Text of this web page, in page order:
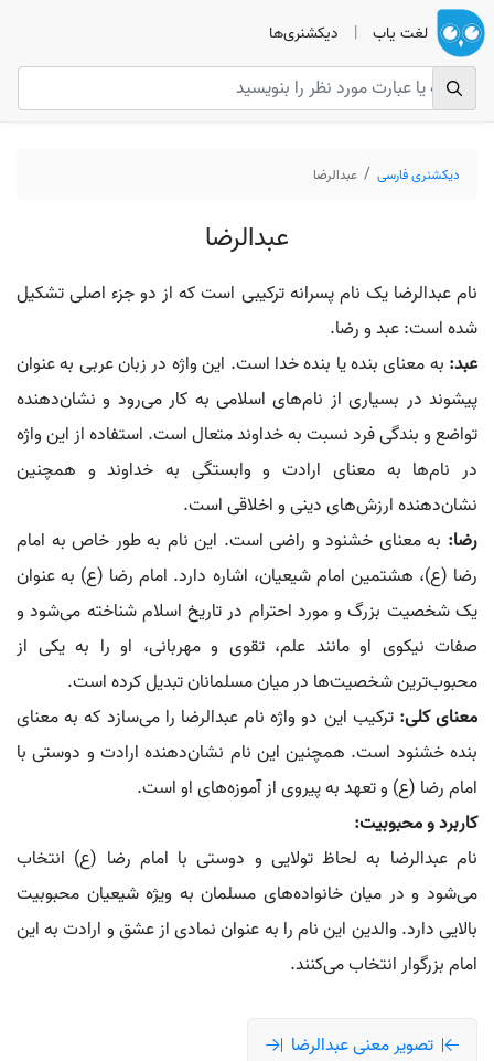
لغت یاب | دیکشنری‌ها
دیکشنری فارسی عبدالرضا
عبدالرضا
نام عبدالرضا یک نام پسرانه ترکیبی است که از دو جزء اصلی تشکیل
شده است: عبد و رضا.
عبد: به معنای بنده یا بنده خدا است. این واژه در زبان عربی به عنوان
پیشوند در بسیاری از نام‌های اسلامی به کار می‌رود و نشان‌دهنده
تواضع و بندگی فرد نسبت به خداوند متعال است. استفاده از این واژه
در نام‌ها به معنای ارادت و وابستگی به خداوند و همچنین
نشان‌دهنده ارزش‌های دینی و اخلاقی است.
رضا: به معنای خشنود و راضی است. این نام به طور خاص به امام
رضا (ع)، هشتمین امام شیعیان، اشاره دارد. امام رضا (ع) به عنوان
یک شخصیت بزرگ و مورد احترام در تاریخ اسلام شناخته می‌شود و
صفات نیکوی او مانند علم، تقوی و مهربانی، او را به یکی از
محبوب‌ترین شخصیت‌ها در میان مسلمانان تبدیل کرده است.
معنای کلی: ترکیب این دو واژه نام عبدالرضا را می‌سازد که به معنای
بنده خشنود است. همچنین این نام نشان‌دهنده ارادت و دوستی با
امام رضا (ع) و تعهد به پیروی از آموزه‌های او است.
کاربرد و محبوبیت:
نام عبدالرضا به لحاظ تولایی و دوستی با امام رضا (ع) انتخاب
می‌شود و در میان خانواده‌های مسلمان به ویژه شیعیان محبوبیت
بالایی دارد. والدین این نام را به عنوان نمادی از عشق و ارادت به این
امام بزرگوار انتخاب می‌کنند.
تصویر معنی عبدالرضا